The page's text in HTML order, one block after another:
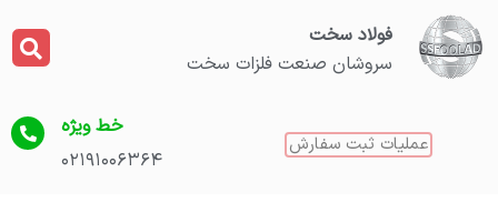
فولاد سخت
سروشان صنعت فلزات سخت
عملیات ثبت سفارش
خط ویژه
۰۲۱۹۱۰۰۶۳۶۴